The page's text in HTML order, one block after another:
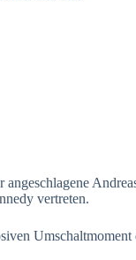
vertreten.
Umschaltmoment